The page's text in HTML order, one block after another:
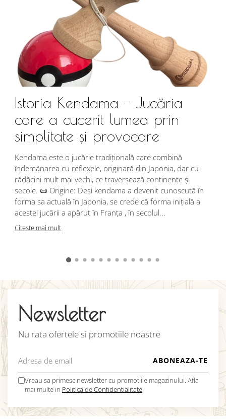
Istoria Kendama - Jucăria
care a cucerit lumea prin
simplitate și provocare
Kendama este o jucărie tradițională care combină
îndemânarea cu reflexele, originară din Japonia, dar cu
rădăcini mult mai vechi, ce traversează continente și
secole. 📜 Origine: Deși kendama a devenit cunoscută în
forma sa actuală în Japonia, se crede că forma inițială a
acestei jucării a apărut în Franța , în secolul...
Citeste mai mult
Newsletter
Nu rata ofertele si promotiile noastre
Vreau sa primesc newsletter cu promotiile magazinului. Afla
mai multe in Politica de Confidentialitate